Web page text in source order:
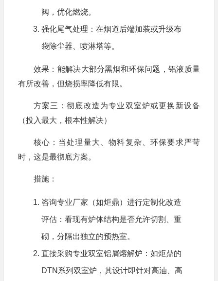
阀，优化燃烧。
强化尾气处理：在烟道后端加装或升级布
袋除尘器、喷淋塔等。
效果：能解决大部分黑烟和环保问题，铝液质量
有所改善，但烧损率降低有限。
方案三：彻底改造为专业双室炉或更换新设备
（投入最大，根本性解决）
核心：当处理量大、物料复杂、环保要求严苛
时，这是最彻底方案。
措施：
咨询专业厂家（如炬鼎）进行定制化改造
评估：看现有炉体结构是否允许切割、重
砌，分隔出独立的预热室。
直接采购专业双室铝屑熔解炉：如炬鼎的
DTN系列双室炉，其设计即针对高油、高